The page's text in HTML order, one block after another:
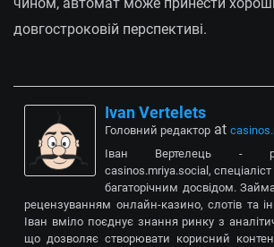
чином, автомат може принести
довгостроковій перспективі.
Ivan Vertelets
Головний редактор at
Іван Вертелець -
casinos.mriya.social, спеціаліст
багаторічним досвідом.
рецензуванням онлайн-казино, слотів та
Іван вміло поєднує знання ринку з
що дозволяє створювати корисний